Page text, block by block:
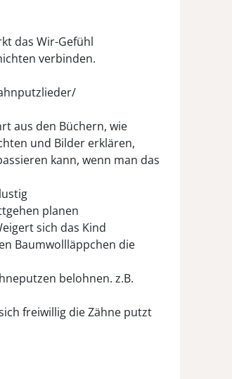
das Wir-Gefühl
verbinden.
aus den Büchern, wie
und Bilder erklären,
kann, wenn man das
planen
sich das Kind
Baumwollläppchen die
belohnen. z.B.
freiwillig die Zähne putzt